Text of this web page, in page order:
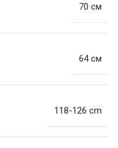
70 см
64 см
118-126 cm